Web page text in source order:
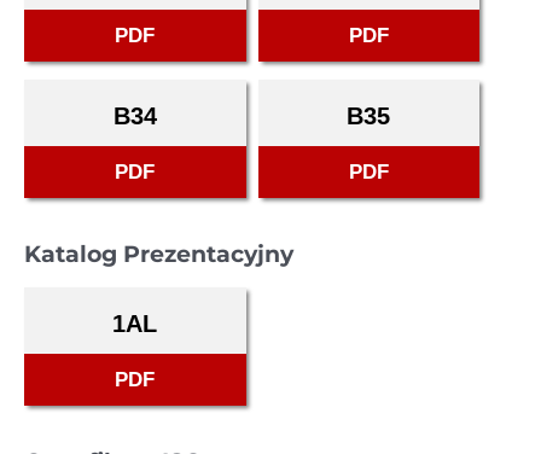
PDF PDF
B34
PDF
B35
PDF
Katalog Prezentacyjny
1AL
PDF